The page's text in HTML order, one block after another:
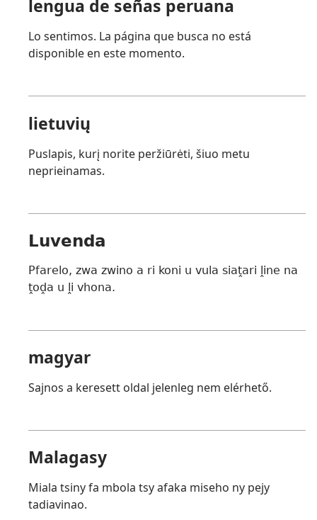
lengua de señas peruana
Lo sentimos. La página que busca no está
disponible en este momento.
lietuvių
Puslapis, kurį norite peržiūrėti, šiuo metu
neprieinamas.
Luvenda
Pfarelo, zwa zwino a ri koni u vula siaṱari ḽine na
ṱoḓa u ḽi vhona.
magyar
Sajnos a keresett oldal jelenleg nem elérhető.
Malagasy
Miala tsiny fa mbola tsy afaka miseho ny pejy
tadiavinao.